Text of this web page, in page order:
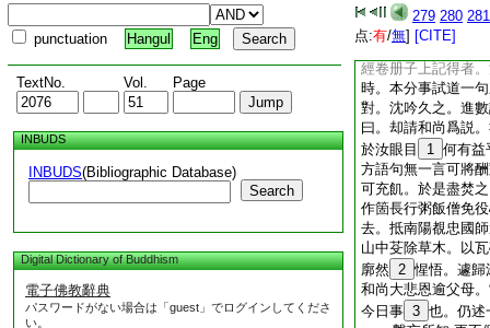
punctuation Hangul Eng
TextNo. Vol. Page
INBUDS
INBUDS(Bibliographic Database)
Search
Digital Dictionary of Buddhism
電子佛教辭典
パスワードがない場合は「guest」でログインしてくださ
い。
279 280 281
点:有/無] [CITE]
鄧州香嚴智閑禪師
方慕道。依潙山禪
發智光。一日謂之
經卷册子上記得者
時。本分事試道一
對。沈吟久之。進
曰。却請和尚爲説
於汝眼目
1 何有益
方語句無一言可將
可充飢。於是盡焚
作箇長行粥飯僧免
去。抵南陽覩忠國
山中芟除草木。以
廓然 2 惺悟。遽歸
和尚大悲恩逾父母
今日事 3 也。仍述